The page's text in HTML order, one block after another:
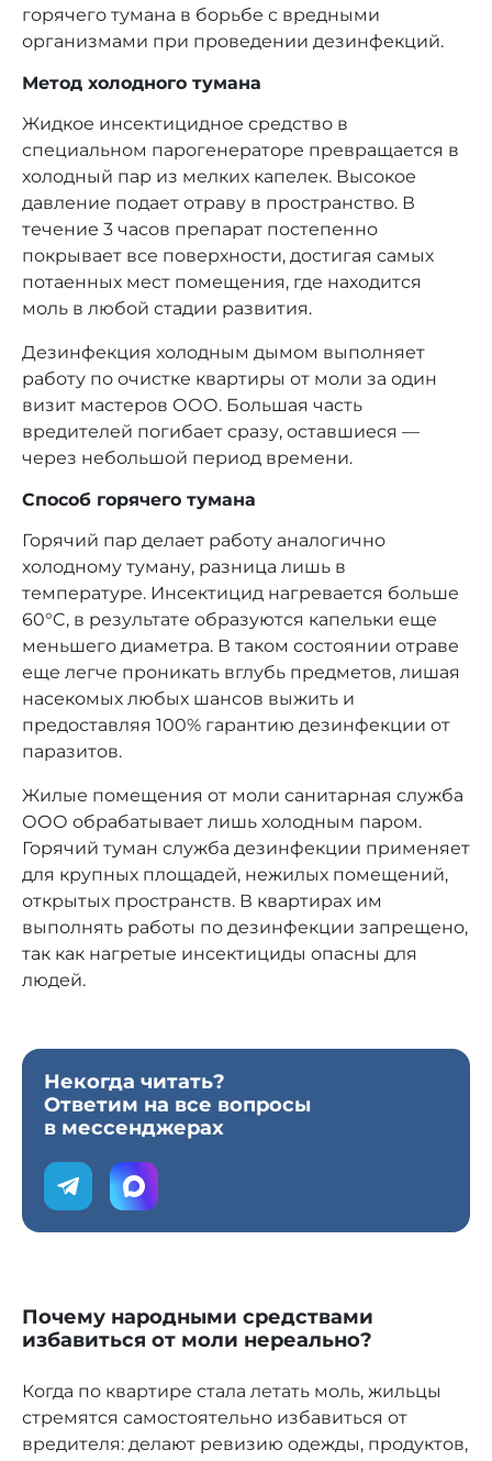
горячего тумана в борьбе с вредными
организмами при проведении дезинфекций.
Метод холодного тумана
Жидкое инсектицидное средство в
специальном парогенераторе превращается в
холодный пар из мелких капелек. Высокое
давление подает отраву в пространство. В
течение 3 часов препарат постепенно
покрывает все поверхности, достигая самых
потаенных мест помещения, где находится
моль в любой стадии развития.
Дезинфекция холодным дымом выполняет
работу по очистке квартиры от моли за один
визит мастеров ООО. Большая часть
вредителей погибает сразу, оставшиеся —
через небольшой период времени.
Способ горячего тумана
Горячий пар делает работу аналогично
холодному туману, разница лишь в
температуре. Инсектицид нагревается больше
60°C, в результате образуются капельки еще
меньшего диаметра. В таком состоянии отраве
еще легче проникать вглубь предметов, лишая
насекомых любых шансов выжить и
предоставляя 100% гарантию дезинфекции от
паразитов.
Жилые помещения от моли санитарная служба
ООО обрабатывает лишь холодным паром.
Горячий туман служба дезинфекции применяет
для крупных площадей, нежилых помещений,
открытых пространств. В квартирах им
выполнять работы по дезинфекции запрещено,
так как нагретые инсектициды опасны для
людей.
Некогда читать?
Ответим на все вопросы
в мессенджерах
Почему народными средствами
избавиться от моли нереально?
Когда по квартире стала летать моль, жильцы
стремятся самостоятельно избавиться от
вредителя: делают ревизию одежды, продуктов,